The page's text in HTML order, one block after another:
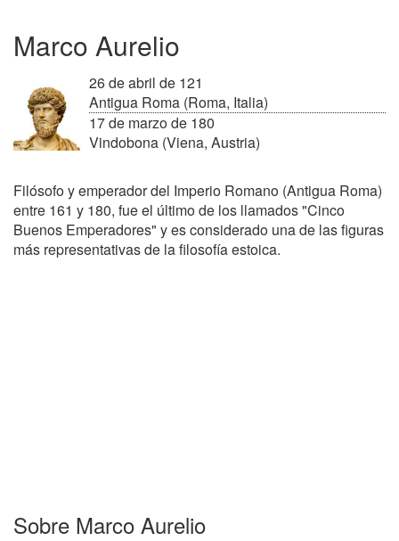
Marco Aurelio
26 de abril de 121
Antigua Roma (Roma, Italia)
17 de marzo de 180
Vindobona (Viena, Austria)
Filósofo y emperador del Imperio Romano (Antigua Roma)
entre 161 y 180, fue el último de los llamados "Cinco
Buenos Emperadores" y es considerado una de las figuras
más representativas de la filosofía estoica.
Sobre Marco Aurelio